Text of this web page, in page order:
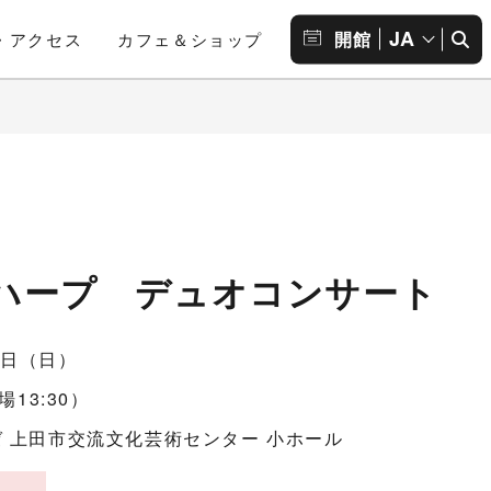
アクセス カフェ＆ショップ 開館 JA
ープ デュオコンサート
（日）
13:30）
上田市交流文化芸術センター 小ホール